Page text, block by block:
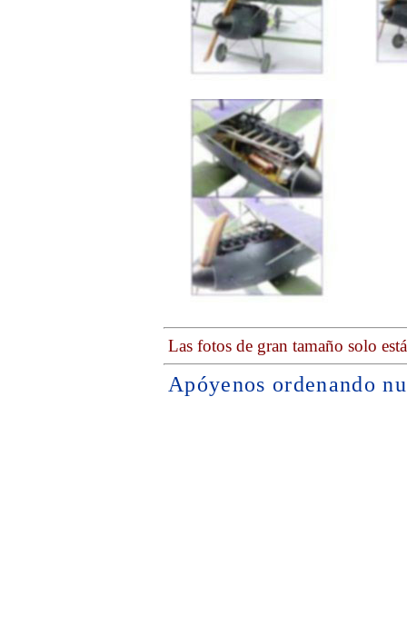
Las fotos de gran tamaño solo
Apóyenos ordenando